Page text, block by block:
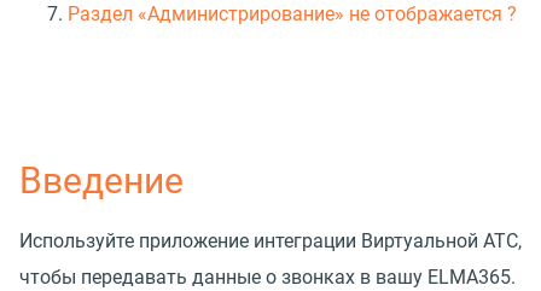
Раздел «Администрирование» не отображается ?
Введение
Используйте приложение интеграции Виртуальной АТС,
чтобы передавать данные о звонках в вашу ELMA365.